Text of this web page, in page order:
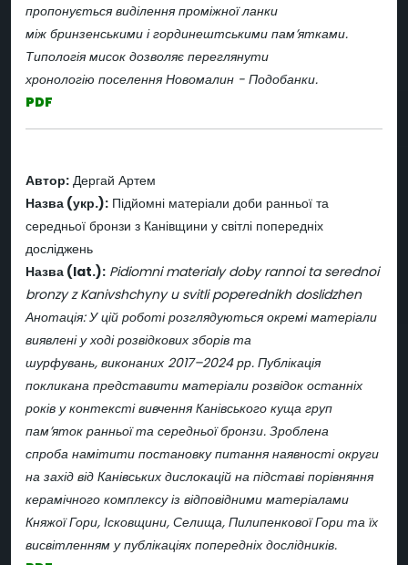
пропонується виділення проміжної ланки
між бринзенськими і гординештськими пам’ятками.
Типологія мисок дозволяє переглянути
хронологію поселення Новомалин - Подобанки.
PDF
Автор: Дергай Артем
Назва (укр.): Підйомні матеріали доби ранньої та
середньої бронзи з Канівщини у світлі попередніх
досліджень
Назва (lat.): Pidiomni materialy doby rannoi ta serednoi
bronzy z Kanivshchyny u svitli poperednikh doslidzhen
Анотація: У цій роботі розглядуються окремі матеріали
виявлені у ході розвідкових зборів та
шурфувань, виконаних 2017–2024 рр. Публікація
покликана представити матеріали розвідок останніх
років у контексті вивчення Канівського куща груп
пам’яток ранньої та середньої бронзи. Зроблена
спроба намітити постановку питання наявності округи
на захід від Канівських дислокацій на підставі порівняння
керамічного комплексу із відповідними матеріалами
Княжої Гори, Ісковщини, Селища, Пилипенкової Гори та їх
висвітленням у публікаціях попередніх дослідників.